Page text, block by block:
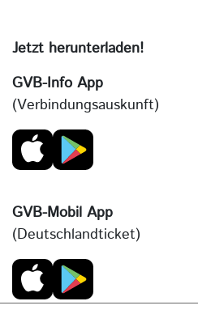
Jetzt herunterladen!
GVB-Info App
(Verbindungsauskunft)
GVB-Mobil App
(Deutschlandticket)